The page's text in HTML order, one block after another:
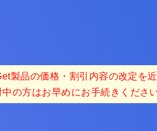
製品の価格・割引内容の改定を
の方はお早めにお手続きください